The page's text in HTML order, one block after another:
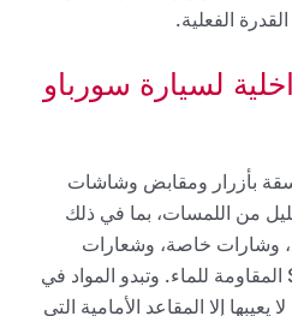
الفعلية.
لسيارة سورباو
بأزرار ومقابض وشاشات
من اللمسات، بما في ذلك
وشارات خاصة، وشعارات
منقوشة على مقاعد StarTex المقاومة للماء. وتبدو المواد في
إلا المقاعد الأمامية التي